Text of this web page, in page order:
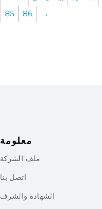
85
86 →
معلومة
ملف الشركة
اتصل بنا
الشهادة والشرف